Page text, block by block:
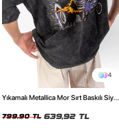
4
Yıkamalı Metallica Mor Sırt Baskılı Siyah
799,90 TL 639,92 TL